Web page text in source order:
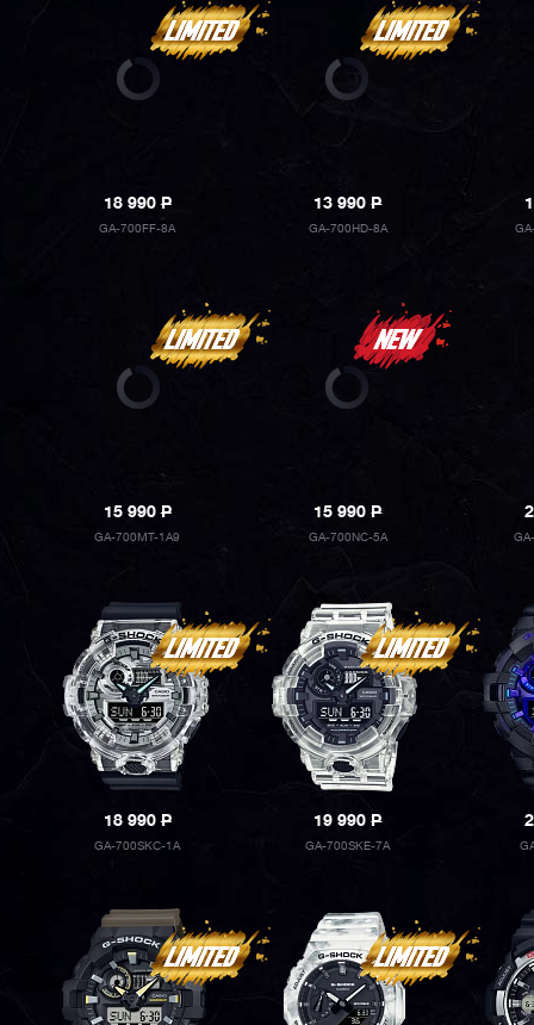
18 990P
GA-700FF-8A
13 990P
GA-700HD-8A
15 990P
GA-700MT-1A9
15 990P
GA-700NC-5A
18 990P
GA-700SKC-1A
19 990P
GA-700SKE-7A